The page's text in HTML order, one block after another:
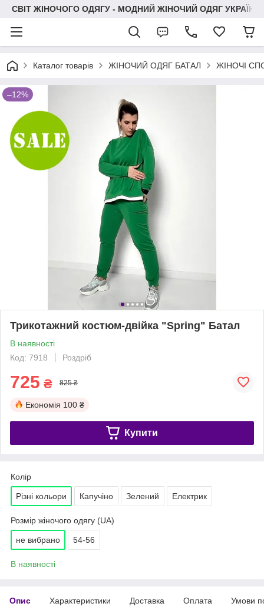
СВІТ ЖІНОЧОГО ОДЯГУ - МОДНИЙ ЖІНОЧИЙ ОДЯГ УКРАЇНИ
Каталог товарів ЖІНОЧИЙ ОДЯГ БАТАЛ ЖІНОЧІ
–12%
Трикотажний костюм-двійка "Spring" Батал
В наявності
Код: 7918
Роздріб
725 ₴ 825 ₴
Економія 100 ₴
Купити
Колір
Різні кольори Капучіно Зелений Електрик
Розмір жіночого одягу (UA)
не вибрано 54-56
В наявності
Опис Характеристики Доставка Оплата Умови